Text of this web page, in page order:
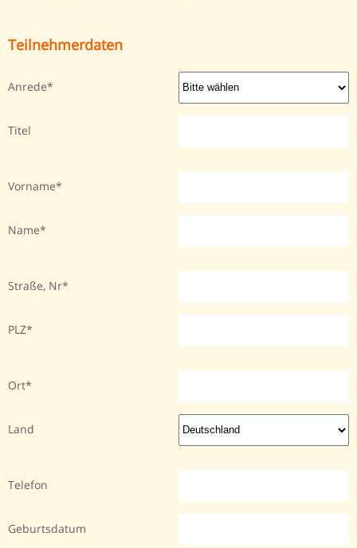
Teilnehmerdaten
Anrede
Titel
Vorname
Name
Straße, Nr
PLZ
Ort
Land
Telefon
Geburtsdatum